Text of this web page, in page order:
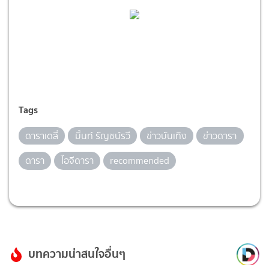
Tags
ดาราเดลี่ มิ้นท์ รัญชน์รวี ข่าวบันเทิง
ข่าวดารา
ดารา
ไอจีดารา recommended
บทความน่าสนใจอื่นๆ